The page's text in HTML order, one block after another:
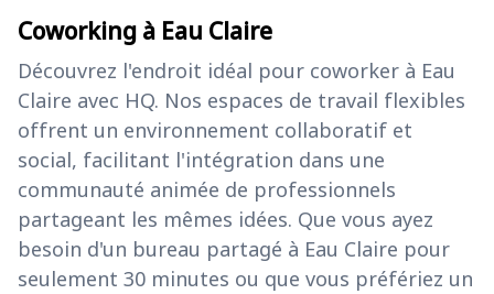
Coworking à Eau Claire
Découvrez l'endroit idéal pour coworker à Eau
Claire avec HQ. Nos espaces de travail flexibles
offrent un environnement collaboratif et
social, facilitant l'intégration dans une
communauté animée de professionnels
partageant les mêmes idées. Que vous ayez
besoin d'un bureau partagé à Eau Claire pour
seulement 30 minutes ou que vous préfériez un